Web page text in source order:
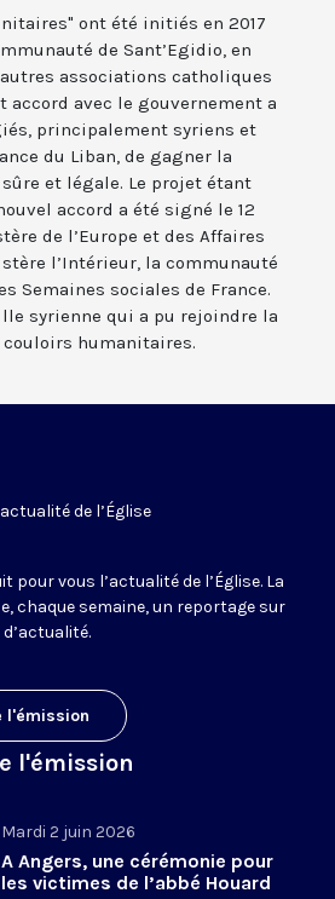
ont été initiés en 2017
de Sant’Egidio, en
associations catholiques
accord avec le gouvernement a
principalement syriens et
du Liban, de gagner la
et légale. Le projet étant
accord a été signé le 12
de l’Europe et des Affaires
l’Intérieur, la communauté
Semaines sociales de France.
syrienne qui a pu rejoindre la
couloirs humanitaires.
de l’Église
pour vous l’actualité de l’Église. La
chaque semaine, un reportage sur
l'émission
l'émission
Mardi 2 juin 2026
A Angers, une cérémonie pour
les victimes de l’abbé Houard